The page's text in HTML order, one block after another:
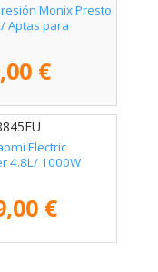
Monix Presto
Aptas para
€
Electric
4.8L/ 1000W
€